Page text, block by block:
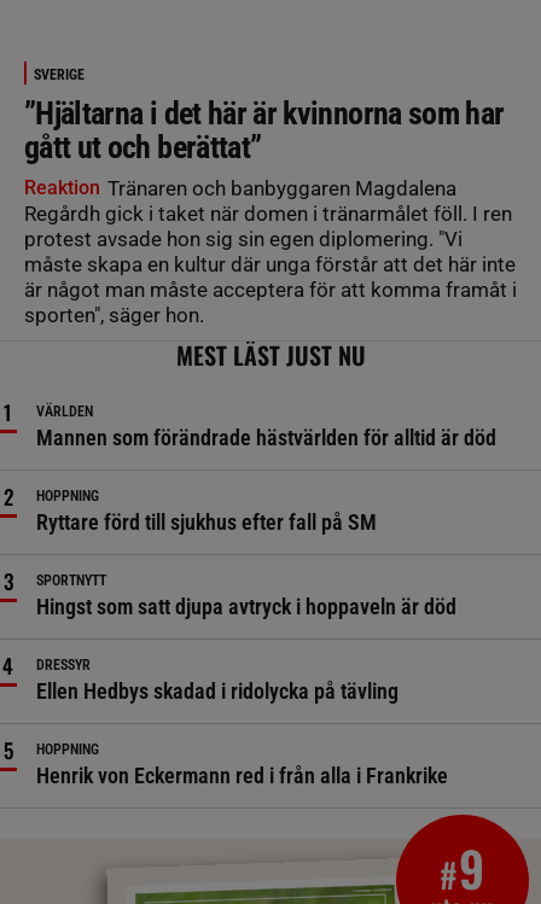
SVERIGE
”Hjältarna i det här är kvinnorna som har
gått ut och berättat”
Reaktion Tränaren och banbyggaren Magdalena
Regårdh gick i taket när domen i tränarmålet föll. I ren
protest avsade hon sig sin egen diplomering. "Vi
måste skapa en kultur där unga förstår att det här inte
är något man måste acceptera för att komma framåt i
sporten", säger hon.
MEST LÄST JUST NU
VÄRLDEN
Mannen som förändrade hästvärlden för alltid är död
HOPPNING
Ryttare förd till sjukhus efter fall på SM
SPORTNYTT
Hingst som satt djupa avtryck i hoppaveln är död
DRESSYR
Ellen Hedbys skadad i ridolycka på tävling
HOPPNING
Henrik von Eckermann red i från alla i Frankrike
#9